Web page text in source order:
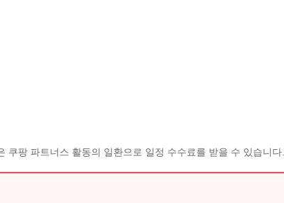
쿠팡 파트너스 활동의 일환으로 일정 수수료를 받을 수 있습니다.